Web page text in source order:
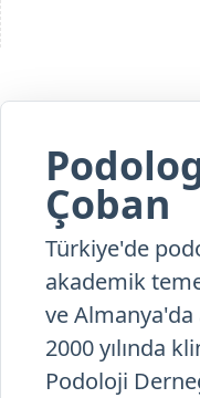
Çoban
Türkiye'de
akademik
ve Almanya'da
2000 yılında
Podoloji